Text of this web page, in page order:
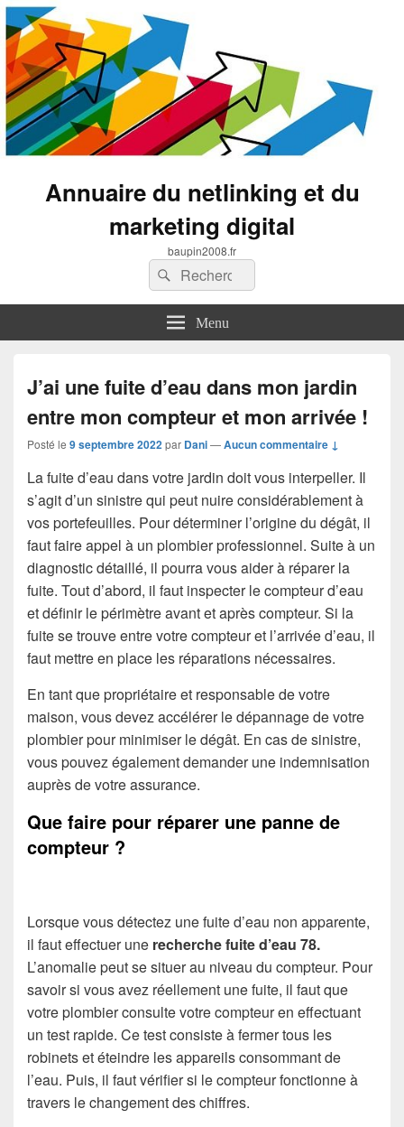
Annuaire du netlinking et du
marketing digital
baupin2008.fr
Recherche :
Rechercher
Menu
J’ai une fuite d’eau dans mon jardin
entre mon compteur et mon arrivée !
Posté le 9 septembre 2022par Dani—Aucun commentaire ↓
La fuite d’eau dans votre jardin doit vous interpeller. Il
s’agit d’un sinistre qui peut nuire considérablement à
vos portefeuilles. Pour déterminer l’origine du dégât, il
faut faire appel à un plombier professionnel. Suite à un
diagnostic détaillé, il pourra vous aider à réparer la
fuite. Tout d’abord, il faut inspecter le compteur d’eau
et définir le périmètre avant et après compteur. Si la
fuite se trouve entre votre compteur et l’arrivée d’eau, il
faut mettre en place les réparations nécessaires.
En tant que propriétaire et responsable de votre
maison, vous devez accélérer le dépannage de votre
plombier pour minimiser le dégât. En cas de sinistre,
vous pouvez également demander une indemnisation
auprès de votre assurance.
Que faire pour réparer une panne de
compteur ?
Lorsque vous détectez une fuite d’eau non apparente,
il faut effectuer une recherche fuite d’eau 78.
L’anomalie peut se situer au niveau du compteur. Pour
savoir si vous avez réellement une fuite, il faut que
votre plombier consulte votre compteur en effectuant
un test rapide. Ce test consiste à fermer tous les
robinets et éteindre les appareils consommant de
l’eau. Puis, il faut vérifier si le compteur fonctionne à
travers le changement des chiffres.